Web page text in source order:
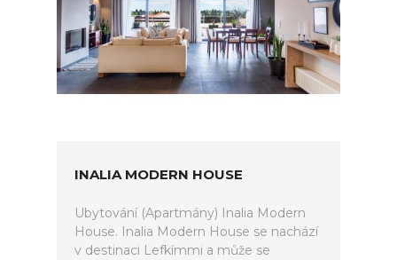
INALIA MODERN HOUSE
Ubytování (Apartmány) Inalia Modern
House. Inalia Modern House se nachází
v destinaci Lefkímmi a může se